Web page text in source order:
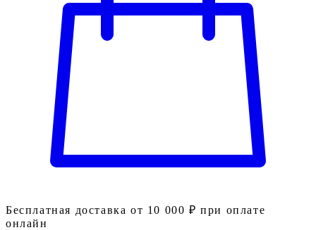
Бесплатная доставка от 10 000 ₽ при оплате
онлайн